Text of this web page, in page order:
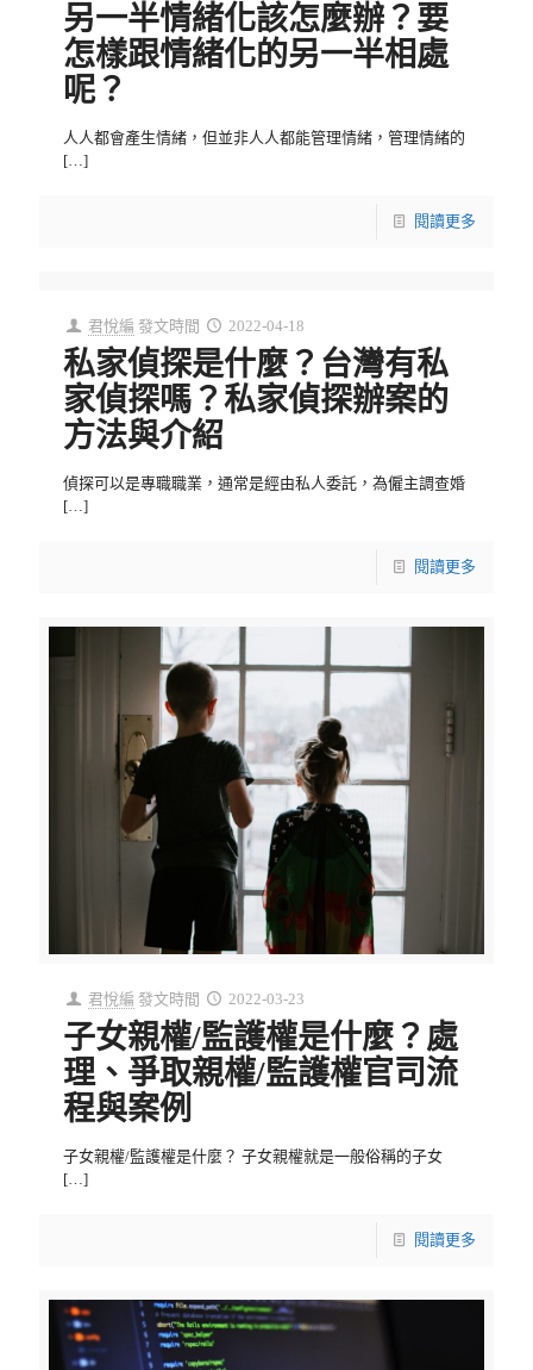
另一半情緒化該怎麼辦？要
怎樣跟情緒化的另一半相處
呢？
人人都會產生情緒，但並非人人都能管理情緒，管理情緒的
[…]
閱讀更多
君悅編 發文時間 2022-04-18
私家偵探是什麼？台灣有私
家偵探嗎？私家偵探辦案的
方法與介紹
偵探可以是專職職業，通常是經由私人委託，為僱主調查婚
[…]
閱讀更多
君悅編 發文時間 2022-03-23
子女親權/監護權是什麼？處
理、爭取親權/監護權官司流
程與案例
子女親權/監護權是什麼？ 子女親權就是一般俗稱的子女
[…]
閱讀更多